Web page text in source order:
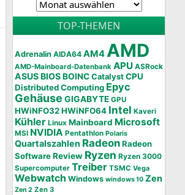
TOP-THEMEN
Adrenalin AIDA64 AM4AMD
AMD-Mainboard-Datenbank APU ASRock
ASUSBIOSBOINC Catalyst CPU
Distributed Computing Epyc
Gehäuse GIGABYTE GPU
HWiNFO32HWiNFO64 Intel Kaveri
Kühler Linux Mainboard Microsoft
MSI NVIDIA Pentathlon Polaris
Quartalszahlen RadeonRadeon
SoftwareReview Ryzen Ryzen 3000
Supercomputer Treiber TSMC Vega
Webwatch Windows windows 10 Zen
Zen 2 Zen 3